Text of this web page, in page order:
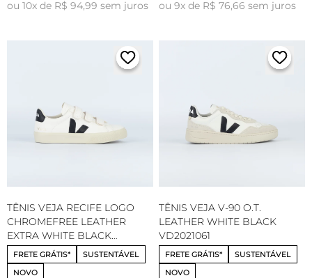
ou 10x de R$ 94,99 sem juros ou 9x de R$ 76,66 sem juros
TÊNIS VEJA RECIFE LOGO
CHROMEFREE LEATHER
EXTRA WHITE BLACK
RC0502790
FRETE GRÁTIS*
SUSTENTÁVEL
NOVO
TÊNIS VEJA V-90 O.T.
LEATHER WHITE BLACK
VD2021061
FRETE GRÁTIS*
SUSTENTÁVEL
NOVO